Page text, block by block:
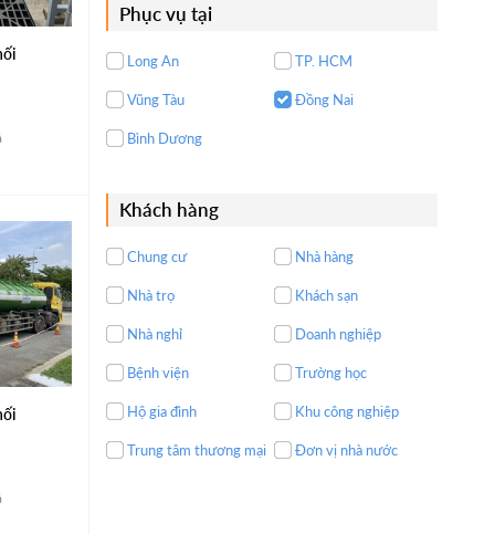
Phục vụ tại
Long An TP. HCM
Vũng Tàu Đồng Nai
Bình Dương
Khách hàng
Chung cư Nhà hàng
Nhà trọ Khách sạn
Nhà nghỉ Doanh nghiệp
Bệnh viện Trường học
Hộ gia đình Khu công nghiệp
Trung tâm thương mại Đơn vị nhà nước